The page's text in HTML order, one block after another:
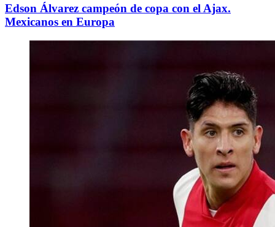
Edson Álvarez campeón de copa con el Ajax.
Mexicanos en Europa